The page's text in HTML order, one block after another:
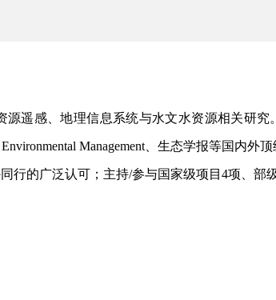
遥感、地理信息系统与水文水资源相关研究
Management、生态学报等国内外顶
行的广泛认可；主持/参与国家级项目 4项、部